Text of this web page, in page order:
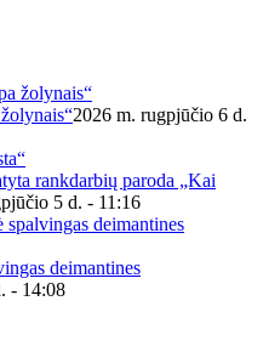
2026 m. rugpjūčio 6 d.
rankdarbių paroda „Kai
5 d. - 11:16
deimantines
- 14:08